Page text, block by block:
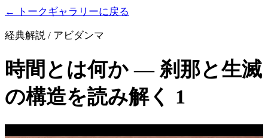
← トークギャラリーに戻る
経典解説 / アビダンマ
時間とは何か ― 刹那と生滅
の構造を読み解く 1